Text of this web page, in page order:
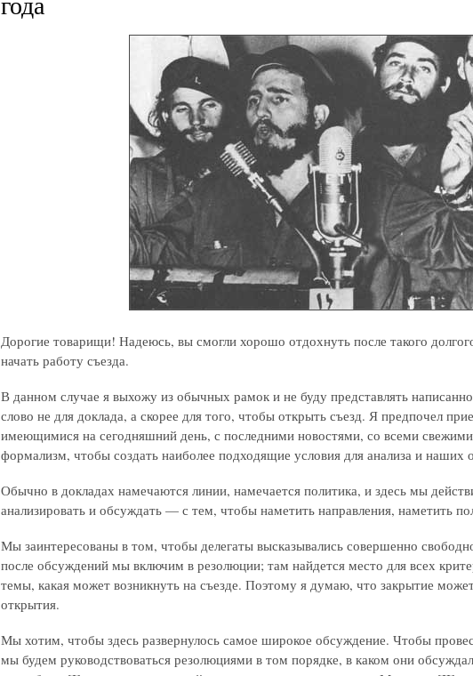
Дорогие товарищи! Надеюсь, вы смогли хорошо отдохнуть после такого
начать работу съезда.
В данном случае я выхожу из обычных рамок и не буду представлять
слово не для доклада, а скорее для того, чтобы открыть съезд. Я предпочел
имеющимися на сегодняшний день, с последними новостями, со всеми
формализм, чтобы создать наиболее подходящие условия для анализа и наших
Обычно в докладах намечаются линии, намечается политика, и здесь мы
анализировать и обсуждать — с тем, чтобы наметить направления, наметить
Мы заинтересованы в том, чтобы делегаты высказывались совершенно
после обсуждений мы включим в резолюции; там найдется место для всех
темы, какая может возникнуть на съезде. Поэтому я думаю, что закрытие
открытия.
Мы хотим, чтобы здесь развернулось самое широкое обсуждение. Чтобы
мы будем руководствоваться резолюциями в том порядке, в каком они